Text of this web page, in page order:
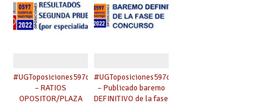
provisional.
#UGToposiciones597clm2022
– RATIOS
OPOSITOR/PLAZA
#UGToposiciones597clm2022
– Publicado baremo
DEFINITIVO de la fase